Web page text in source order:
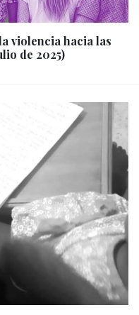
violencia hacia las
de 2025)